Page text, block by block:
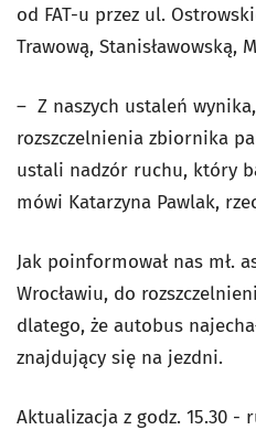
od FAT-u przez ul.
Trawową, Stanisławowską,
– Z naszych ustaleń
rozszczelnienia zbiornika
ustali nadzór ruchu, który
mówi Katarzyna Pawlak,
Jak poinformował nas mł.
Wrocławiu, do
dlatego, że autobus
znajdujący się na jezdni.
Aktualizacja z godz. 15.30 -